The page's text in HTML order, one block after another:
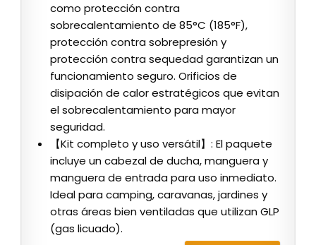
como protección contra
sobrecalentamiento de 85°C (185°F),
protección contra sobrepresión y
protección contra sequedad garantizan un
funcionamiento seguro. Orificios de
disipación de calor estratégicos que evitan
el sobrecalentamiento para mayor
seguridad.
【Kit completo y uso versátil】: El paquete
incluye un cabezal de ducha, manguera y
manguera de entrada para uso inmediato.
Ideal para camping, caravanas, jardines y
otras áreas bien ventiladas que utilizan GLP
(gas licuado).